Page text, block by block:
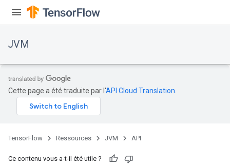
JVM
Cette page a été traduite par l'API Cloud Translation
TensorFlow Ressources JVM API
Ce contenu vous a-t-il été utile ?